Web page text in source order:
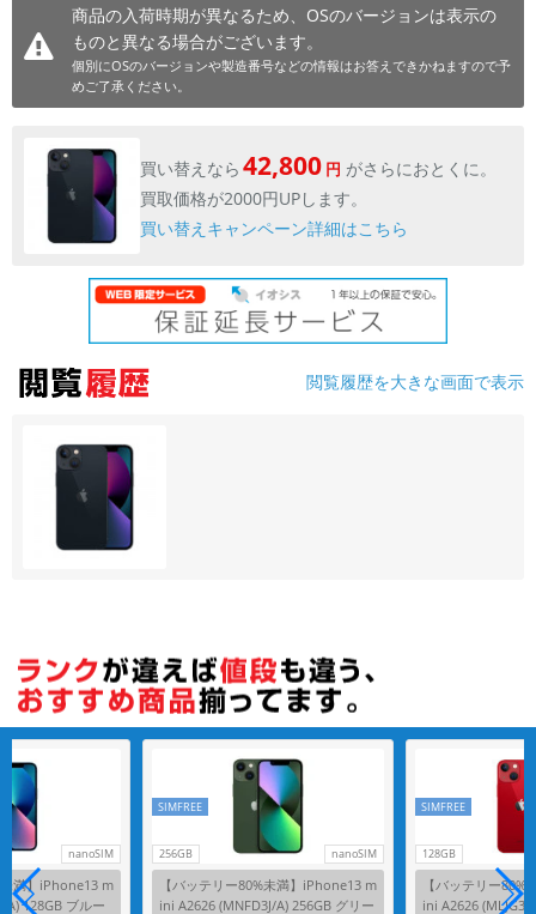
商品の入荷時期が異なるため、OSのバージョンは表示の
ものと異なる場合がございます。
個別にOSのバージョンや製造番号などの情報はお答えできかねますので予
めご了承ください。
買い替えなら 42,800 円 がさらにおとくに。
買取価格が2000円UPします。
買い替えキャンペーン詳細はこちら
閲覧履歴を大きな画面で表示
nanoSIM
満】iPhone13 m
A) 128GB ブルー
256GB nanoSIM
SIMFREE
【バッテリー80%未満】iPhone13 m
ini A2626 (MNFD3J/A) 256GB グリー
128GB
SIMFREE
【バッテリー
ini A2626